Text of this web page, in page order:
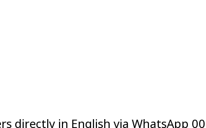
directly in English via WhatsApp